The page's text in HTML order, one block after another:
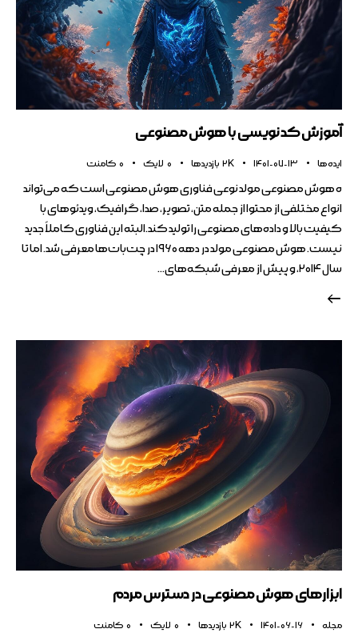
آموزش کد نویسی با هوش مصنوعی
ایده ها 1401-07-13
2K بازدیدها 0 لایک 0 کامنت
ه هوش مصنوعی مولد نوعی فناوری هوش مصنوعی است که می‌تواند
انواع مختلفی از محتوا از جمله متن، تصویر، صدا، گرافیک، ویدئوهای با
کیفیت بالا و داده‌های مصنوعی را تولید کند.البته این فناوری کاملاً جدید
نیست. هوش مصنوعی مولد در دهه ۱۹۶۰ در چت‌بات‌ها معرفی شد. اما تا
سال ۲۰۱۴، و پیش از معرفی شبکه‌های…
ابزارهای هوش مصنوعی در دسترس مردم
مجله 1401-06-16
2K بازدیدها 0 لایک 0 کامنت